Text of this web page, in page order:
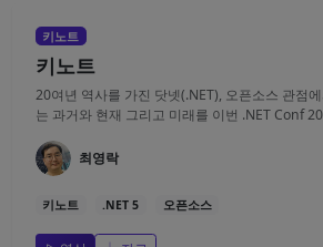
키노트
키노트
20여년 역사를 가진 닷넷(.NET), 오픈소스 관점
는 과거와 현재 그리고 미래를 이번 .NET Conf
최영락
키노트 .NET 5 오픈소스